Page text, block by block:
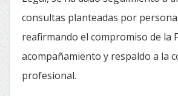
consultas planteadas por
reafirmando el compromiso de la
acompañamiento y respaldo a la
profesional.